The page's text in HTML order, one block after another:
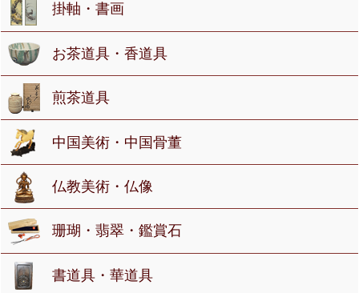
掛軸・書画
お茶道具・香道具
煎茶道具
中国美術・中国骨董
仏教美術・仏像
珊瑚・翡翠・鑑賞石
書道具・華道具